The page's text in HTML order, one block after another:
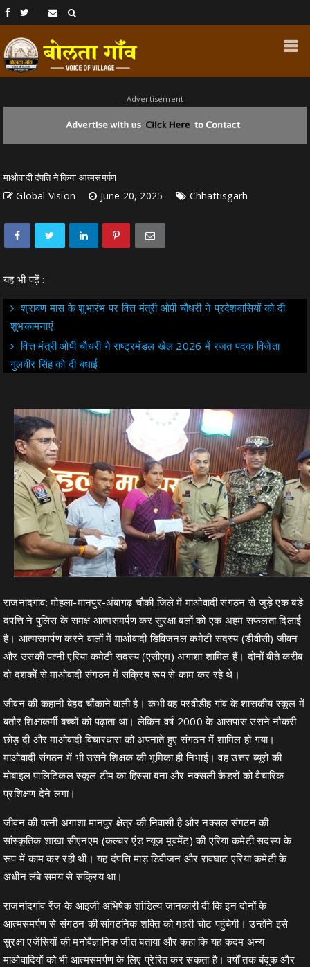
- Advertisement -
माओवादी दंपति ने किया आत्मसमर्पण
Global Vision June 20, 2025 Chhattisgarh
यह भी पढ़ें :-
श्रावण मास के शुभारंभ पर वित्त मंत्री ओपी चौधरी ने प्रदेशवासियों को दी
शुभकामनाएं
वित्त मंत्री ओपी चौधरी ने राष्ट्रमंडल खेल 2026 में रजत पदक विजेता
गुलवीर सिंह को दी बधाई
राजनांदगांव: मोहला-मानपुर-अंबागढ़ चौकी जिले में माओवादी संगठन से जुड़े एक बड़े
दंपत्ति ने पुलिस के समक्ष आत्मसमर्पण कर सुरक्षा बलों को एक अहम सफलता दिलाई
है। आत्मसमर्पण करने वालों में माओवादी डिविजनल कमेटी सदस्य (डीवीसी) जीवन
और उसकी पत्नी एरिया कमेटी सदस्य (एसीएम) अगाशा शामिल हैं। दोनों बीते करीब
दो दशकों से माओवादी संगठन में सक्रिय रूप से काम कर रहे थे।
जीवन की कहानी बेहद चौंकाने वाली है। कभी वह परवीडीह गांव के शासकीय स्कूल में
बतौर शिक्षाकर्मी बच्चों को पढ़ाता था। लेकिन वर्ष 2000 के आसपास उसने नौकरी
छोड़ दी और माओवादी विचारधारा को अपनाते हुए संगठन में शामिल हो गया।
माओवादी संगठन में भी उसने शिक्षक की भूमिका ही निभाई। वह उत्तर ब्यूरो की
मोबाइल पालिटिकल स्कूल टीम का हिस्सा बना और नक्सली कैडरों को वैचारिक
प्रशिक्षण देने लगा।
जीवन की पत्नी अगाशा मानपुर क्षेत्र की निवासी है और नक्सल संगठन की
सांस्कृतिक शाखा सीएनएम (कल्चर एंड न्यूज मूवमेंट) की एरिया कमेटी सदस्य के
रूप में काम कर रही थी। यह दंपत्ति माड़ डिवीजन और रावघाट एरिया कमेटी के
अधीन लंबे समय से सक्रिय था।
राजनांदगांव रेंज के आइजी अभिषेक शांडिल्‍य जानकारी दी कि इन दोनों के
आत्मसमर्पण से संगठन की सांगठनिक शक्ति को गहरी चोट पहुंचेगी। उन्होंने इसे
सुरक्षा एजेंसियों की मनोवैज्ञानिक जीत बताया और कहा कि यह कदम अन्य
माओवादियों को भी आत्मसमर्पण के लिए प्रेरित कर सकता है। वर्षों तक बंदूक और